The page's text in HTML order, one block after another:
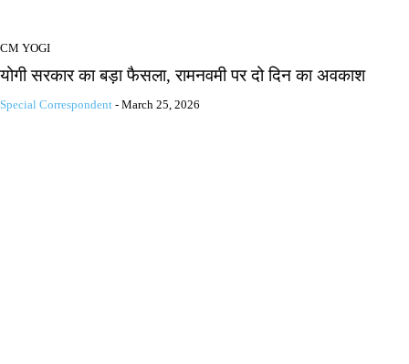
CM YOGI
योगी सरकार का बड़ा फैसला, रामनवमी पर दो दिन का अवकाश
Special Correspondent - March 25, 2026